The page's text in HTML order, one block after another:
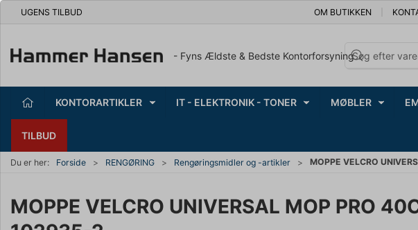
UGENS TILBUD OM BUTIKKEN
- Fyns Ældste & Bedste Kontorforsyning
KONTORARTIKLER IT - ELEKTRONIK - TONER MØBLER
TILBUD
Du er her: Forside RENGØRING Rengøringsmidler og -artikler MOPPE VELCRO
MOPPE VELCRO UNIVERSAL MOP PRO